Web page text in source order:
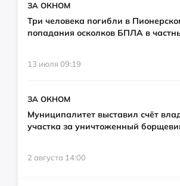
ЗА ОКНОМ
Три человека погибли в
попадания осколков БПЛА в
13 июля 09:19
ЗА ОКНОМ
Муниципалитет выставил счёт
участка за уничтоженный
2 августа 14:00